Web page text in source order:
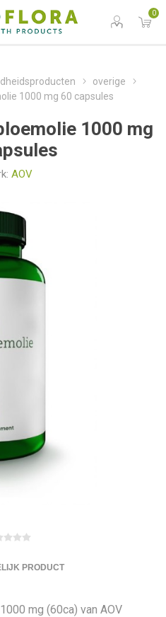
0
overige
1000 mg 60 capsules
1000 mg
AOV
PRODUCT
mg (60ca) van AOV